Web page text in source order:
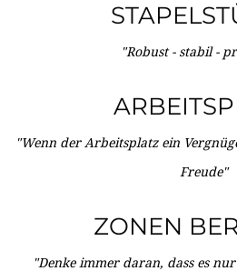
"Robust - stabil -
"Wenn der Arbeitsplatz ein
Freude"
ZONEN
"Denke immer daran, dass es